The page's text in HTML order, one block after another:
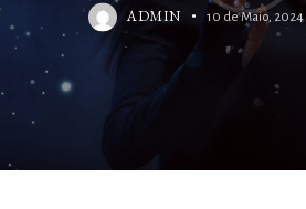
ADMIN 10 de Maio, 2024